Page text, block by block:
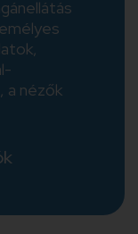
a nézők